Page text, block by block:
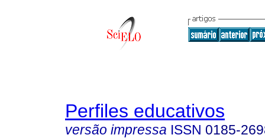
Perfiles educativos
versão impressa ISSN 0185-